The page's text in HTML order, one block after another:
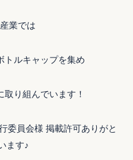
業では
トルキャップを集め
り組んでいます！
委員会様 掲載許可ありがと
ます♪